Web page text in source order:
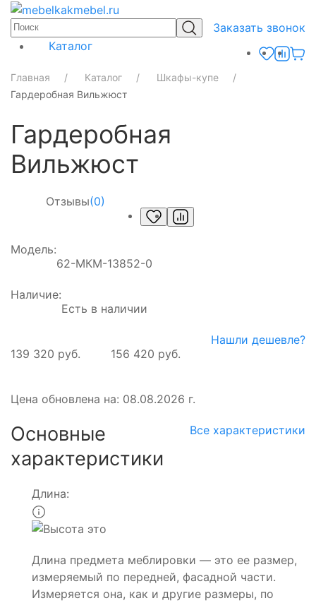
Заказать звонок
Каталог
Главная Каталог
Шкафы-купе
Гардеробная Вильжюст
Гардеробная
Вильжюст
Отзывы(0)
Модель:
62-МКМ-13852-0
Наличие:
Есть в наличии
139 320 руб. 156 420 руб.
Нашли дешевле?
Цена обновлена на: 08.08.2026 г.
Основные
характеристики
Все характеристики
Длина:
Длина предмета меблировки — это ее размер,
измеряемый по передней, фасадной части.
Измеряется она, как и другие размеры, по